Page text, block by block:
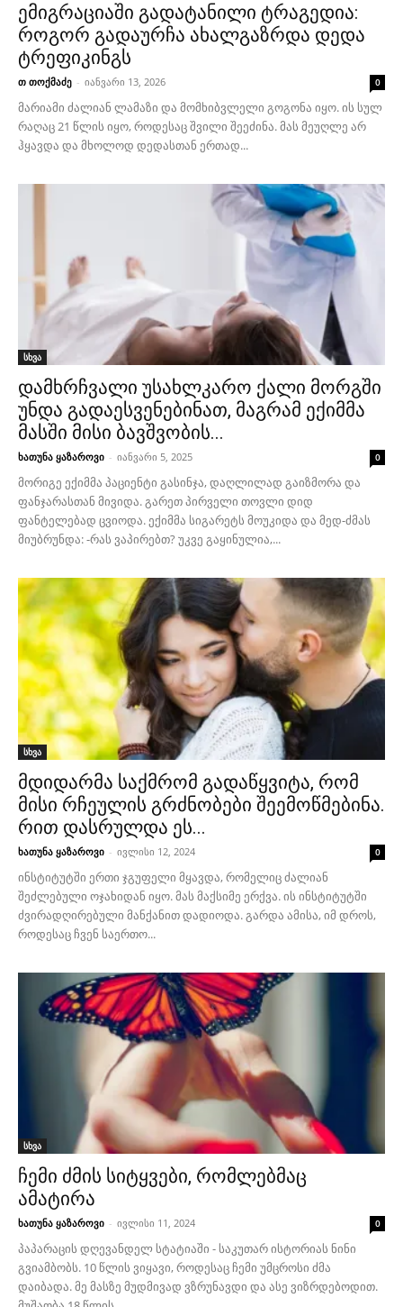
ემიგრაციაში გადატანილი ტრაგედია:
როგორ გადაურჩა ახალგაზრდა დედა
ტრეფიკინგს
თ თოქმაძე - იანვარი 13, 2026 0
მარიამი ძალიან ლამაზი და მომხიბვლელი გოგონა იყო. ის სულ
რაღაც 21 წლის იყო, როდესაც შვილი შეეძინა. მას მეუღლე არ
ჰყავდა და მხოლოდ დედასთან ერთად...
სხვა
დამხრჩვალი უსახლკარო ქალი მორგში
უნდა გადაესვენებინათ, მაგრამ ექიმმა
მასში მისი ბავშვობის...
ხათუნა ყაზაროვი - იანვარი 5, 2025 0
მორიგე ექიმმა პაციენტი გასინჯა, დაღლილად გაიზმორა და
ფანჯარასთან მივიდა. გარეთ პირველი თოვლი დიდ
ფანტელებად ცვიოდა. ექიმმა სიგარეტს მოუკიდა და მედ-ძმას
მიუბრუნდა: -რას ვაპირებთ? უკვე გაყინულია,...
სხვა
მდიდარმა საქმრომ გადაწყვიტა, რომ
მისი რჩეულის გრძნობები შეემოწმებინა.
რით დასრულდა ეს...
ხათუნა ყაზაროვი - ივლისი 12, 2024 0
ინსტიტუტში ერთი ჯგუფელი მყავდა, რომელიც ძალიან
შეძლებული ოჯახიდან იყო. მას მაქსიმე ერქვა. ის ინსტიტუტში
ძვირადღირებული მანქანით დადიოდა. გარდა ამისა, იმ დროს,
როდესაც ჩვენ საერთო...
სხვა
ჩემი ძმის სიტყვები, რომლებმაც
ამატირა
ხათუნა ყაზაროვი - ივლისი 11, 2024 0
პაპარაცის დღევანდელ სტატიაში - საკუთარ ისტორიას ნინი
გვიამბობს. 10 წლის ვიყავი, როდესაც ჩემი უმცროსი ძმა
დაიბადა. მე მასზე მუდმივად ვზრუნავდი და ასე ვიზრდებოდით.